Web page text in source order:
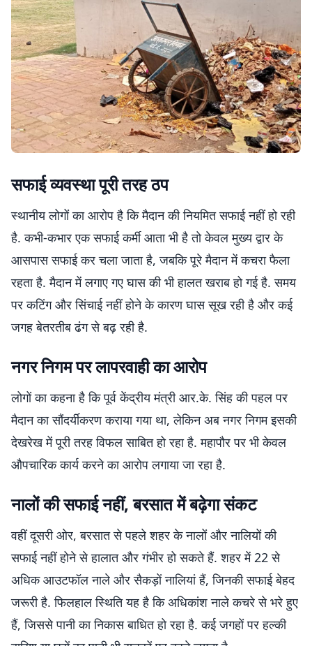
सफाई व्यवस्था पूरी तरह ठप
स्थानीय लोगों का आरोप है कि मैदान की नियमित सफाई नहीं हो रही
है. कभी-कभार एक सफाई कर्मी आता भी है तो केवल मुख्य द्वार के
आसपास सफाई कर चला जाता है, जबकि पूरे मैदान में कचरा फैला
रहता है. मैदान में लगाए गए घास की भी हालत खराब हो गई है. समय
पर कटिंग और सिंचाई नहीं होने के कारण घास सूख रही है और कई
जगह बेतरतीब ढंग से बढ़ रही है.
नगर निगम पर लापरवाही का आरोप
लोगों का कहना है कि पूर्व केंद्रीय मंत्री आर.के. सिंह की पहल पर
मैदान का सौंदर्यीकरण कराया गया था, लेकिन अब नगर निगम इसकी
देखरेख में पूरी तरह विफल साबित हो रहा है. महापौर पर भी केवल
औपचारिक कार्य करने का आरोप लगाया जा रहा है.
नालों की सफाई नहीं, बरसात में बढ़ेगा संकट
वहीं दूसरी ओर, बरसात से पहले शहर के नालों और नालियों की
सफाई नहीं होने से हालात और गंभीर हो सकते हैं. शहर में 22 से
अधिक आउटफॉल नाले और सैकड़ों नालियां हैं, जिनकी सफाई बेहद
जरूरी है. फिलहाल स्थिति यह है कि अधिकांश नाले कचरे से भरे हुए
हैं, जिससे पानी का निकास बाधित हो रहा है. कई जगहों पर हल्की